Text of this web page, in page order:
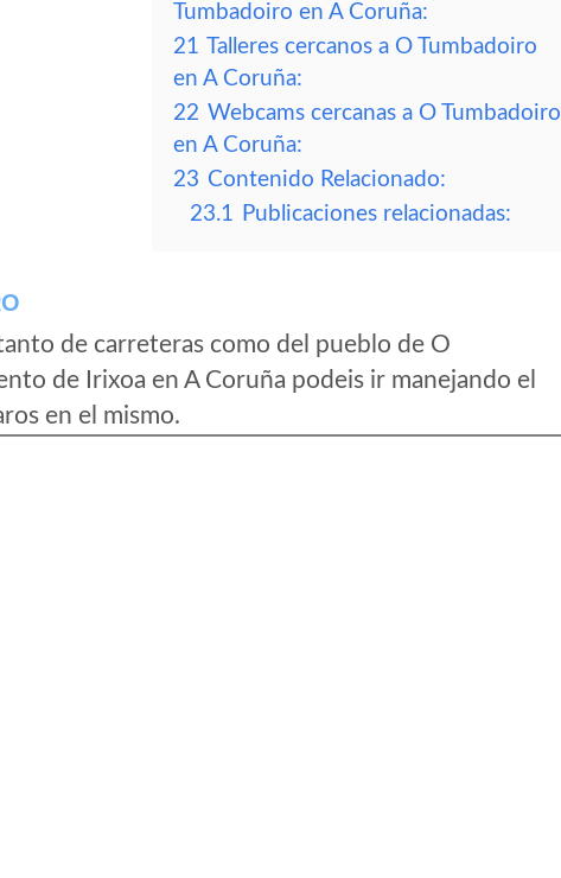
Tumbadoiro en A Coruña:
21 Talleres cercanos a O Tumbadoiro
en A Coruña:
22 Webcams cercanas a O Tumbadoiro
en A Coruña:
23 Contenido Relacionado:
23.1 Publicaciones relacionadas:
de carreteras como del pueblo de O
de Irixoa en A Coruña podeis ir manejando el
en el mismo.